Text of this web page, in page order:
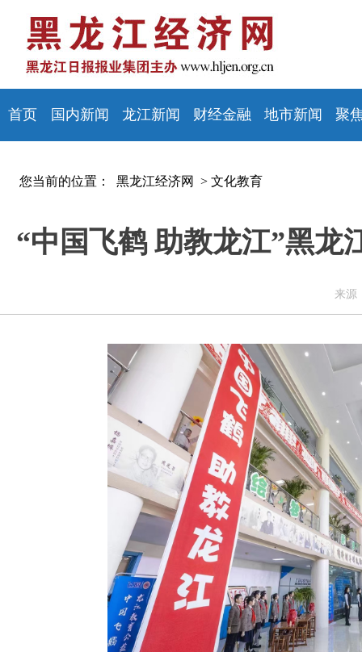
首页 国内新闻 龙江新闻 财经金融 地市新闻 聚
您当前的位置： 黑龙江经济网 > 文化教育
“中国飞鹤 助教龙江”黑龙
来源